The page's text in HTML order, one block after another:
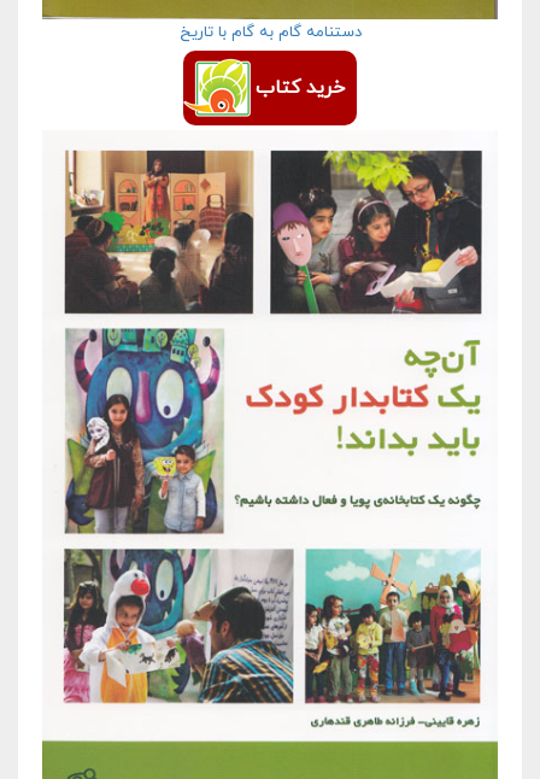
دستنامه گام به گام با تاریخ
خرید کتاب